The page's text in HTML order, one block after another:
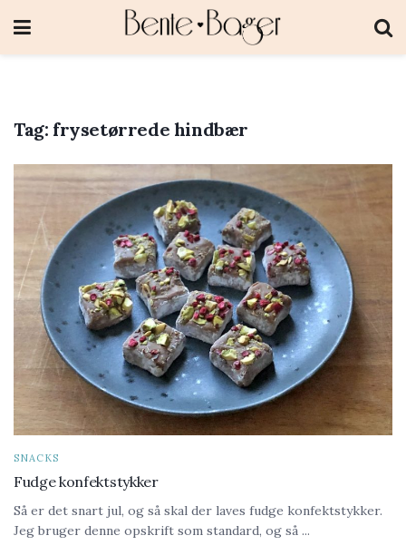
Tag: frysetørrede hindbær
SNACKS
Fudge konfektstykker
Så er det snart jul, og så skal der laves fudge konfektstykker.
Jeg bruger denne opskrift som standard, og så ...